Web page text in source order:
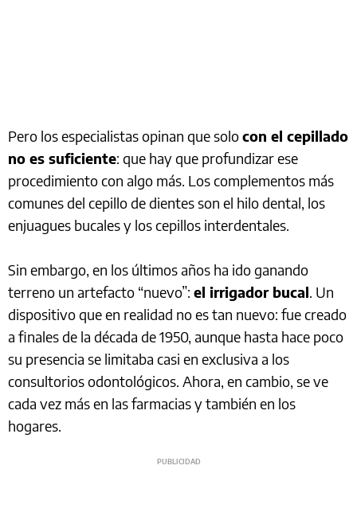
Pero los especialistas opinan que solocon el cepillado
no es suficiente: que hay que profundizar ese
procedimiento con algo más. Los complementos más
comunes del cepillo de dientes son el hilo dental, los
enjuagues bucales y los cepillos interdentales.
Sin embargo, en los últimos años ha ido ganando
terreno un artefacto “nuevo”: el irrigador bucal. Un
dispositivo que en realidad no es tan nuevo: fue creado
a finales de la década de 1950, aunque hasta hace poco
su presencia se limitaba casi en exclusiva a los
consultorios odontológicos. Ahora, en cambio, se ve
cada vez más en las farmacias y también en los
hogares.